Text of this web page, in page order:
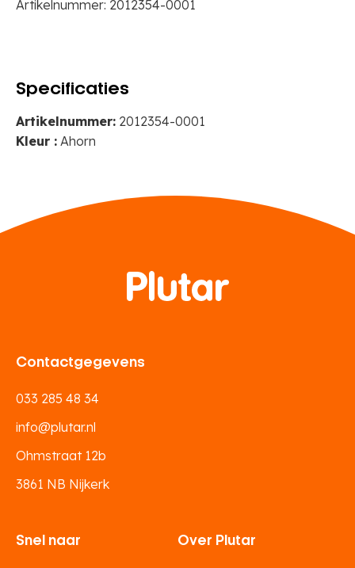
22
Artikelnummer: 2012354-0001
Specificaties
Artikelnummer: 2012354-0001
Kleur : Ahorn
Contactgegevens
033 285 48 34
info@plutar.nl
Ohmstraat 12b
3861 NB Nijkerk
Snel naar Over Plutar